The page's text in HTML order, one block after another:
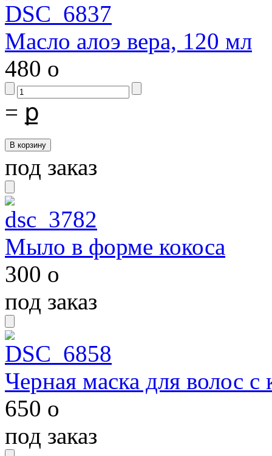
Масло алоэ вера, 120 мл
480 o
= ք
под заказ
Мыло в форме кокоса
300 o
под заказ
Черная маска для волос
650 o
под заказ